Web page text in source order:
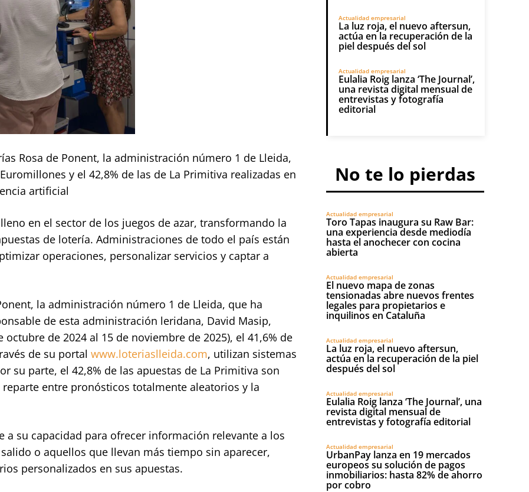
Rosa de Ponent, la administración número 1 de Lleida,
y el 42,8% de las de La Primitiva realizadas en
artificial
en el sector de los juegos de azar, transformando la
de lotería. Administraciones de todo el país están
operaciones, personalizar servicios y captar a
la administración número 1 de Lleida, que ha
de esta administración leridana, David Masip,
de 2024 al 15 de noviembre de 2025), el 41,6% de
de su portal www.loteriaslleida.com, utilizan sistemas
su parte, el 42,8% de las apuestas de La Primitiva son
entre pronósticos totalmente aleatorios y la
a su capacidad para ofrecer información relevante a los
o aquellos que llevan más tiempo sin aparecer,
personalizados en sus apuestas.
Actualidad empresarial
La luz roja, el nuevo aftersun,
actúa en la recuperación de la
piel después del sol
Actualidad empresarial
Eulalia Roig lanza ‘The Journal’,
una revista digital mensual de
entrevistas y fotografía
editorial
No te lo pierdas
Actualidad empresarial
Toro Tapas inaugura su Raw Bar:
una experiencia desde mediodía
hasta el anochecer con cocina
abierta
Actualidad empresarial
El nuevo mapa de zonas
tensionadas abre nuevos frentes
legales para propietarios e
inquilinos en Cataluña
Actualidad empresarial
La luz roja, el nuevo aftersun,
actúa en la recuperación de la piel
después del sol
Actualidad empresarial
Eulalia Roig lanza ‘The Journal’, una
revista digital mensual de
entrevistas y fotografía editorial
Actualidad empresarial
UrbanPay lanza en 19 mercados
europeos su solución de pagos
inmobiliarios: hasta 82% de ahorro
por cobro